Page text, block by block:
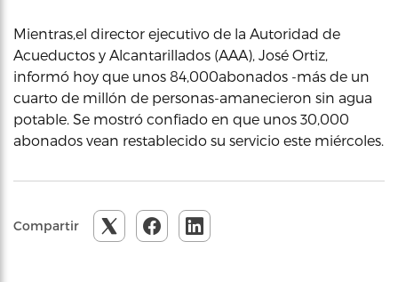
Mientras,el director ejecutivo de la Autoridad de
Acueductos y Alcantarillados (AAA), José Ortiz,
informó hoy que unos 84,000abonados -más de un
cuarto de millón de personas-amanecieron sin agua
potable. Se mostró confiado en que unos 30,000
abonados vean restablecido su servicio este miércoles.
Compartir